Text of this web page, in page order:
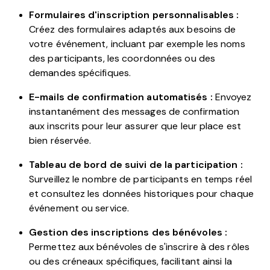
Formulaires d'inscription personnalisables :
Créez des formulaires adaptés aux besoins de
votre événement, incluant par exemple les noms
des participants, les coordonnées ou des
demandes spécifiques.
E-mails de confirmation automatisés : Envoyez
instantanément des messages de confirmation
aux inscrits pour leur assurer que leur place est
bien réservée.
Tableau de bord de suivi de la participation :
Surveillez le nombre de participants en temps réel
et consultez les données historiques pour chaque
événement ou service.
Gestion des inscriptions des bénévoles :
Permettez aux bénévoles de s'inscrire à des rôles
ou des créneaux spécifiques, facilitant ainsi la